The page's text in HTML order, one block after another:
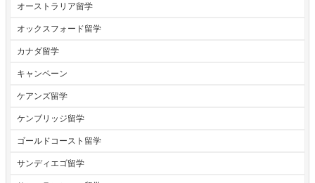
オーストラリア留学
オックスフォード留学
カナダ留学
キャンペーン
ケアンズ留学
ケンブリッジ留学
ゴールドコースト留学
サンディエゴ留学